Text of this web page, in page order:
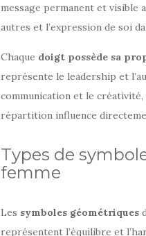
message permanent et visible
autres et l’expression de soi
Chaque doigt possède sa
représente le leadership et
communication et le
répartition influence
Types de
femme
Les symboles géométriques
représentent l’équilibre et